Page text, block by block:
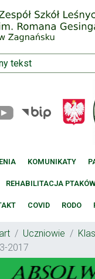
KOMUNIKATY
REHABILITACJA
COVID RODO
Uczniowie
2017